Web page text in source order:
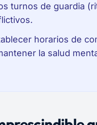
turnos de guardia
horarios de
la salud